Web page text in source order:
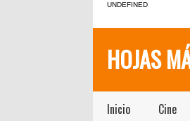
UNDEFINED
HOJAS
Inicio Cine